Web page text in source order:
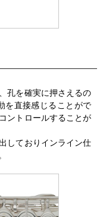
孔を確実に押さえるの
を直接感じることがで
ントロールすることが
しておりインライン仕